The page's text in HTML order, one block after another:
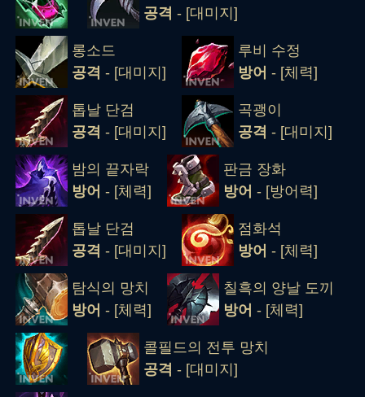
공격 - [대미지]
롱소드
공격 - [대미지]
루비 수정
방어 - [체력]
톱날 단검
공격 - [대미지]
곡괭이
공격 - [대미지]
밤의 끝자락
방어 - [체력]
판금 장화
방어 - [방어력]
톱날 단검
공격 - [대미지]
점화석
방어 - [체력]
탐식의 망치
방어 - [체력]
칠흑의 양날 도끼
방어 - [체력]
콜필드의 전투 망치
공격 - [대미지]